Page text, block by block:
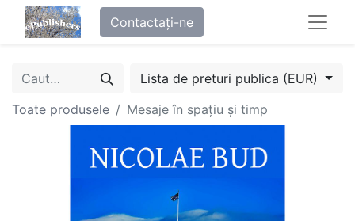
Contactați-ne
Lista de preturi publica (EUR)
Toate produsele
Mesaje în spațiu și timp